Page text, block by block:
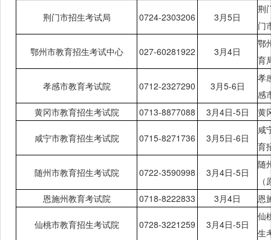
荆门市招生考试局 0724-2303206 3月5日
荆
门
鄂州市教育招生考试中心 027-60281922 3月4日
鄂
育
孝感市教育考试院 0712-2327290 3月5-6日
孝
感
黄冈市教育招生考试院
0713-8877088 3月4日-5日 黄
咸宁市教育招生考试院 0715-8271736 3月5日-6日
咸
育
随州市教育招生考试院 0722-3590998 3月4日-5日
随
恩施州教育考试院
0718-8222833 3月4日 恩
仙桃市教育招生考试院 0728-3221259 3月4日-5日
仙
生